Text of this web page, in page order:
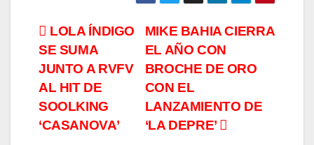
Navegación
de
entradas
MIKE BAHIA CIERRA
EL AÑO CON
BROCHE DE ORO
CON EL
LANZAMIENTO DE
‘LA DEPRE’
LOLA ÍNDIGO
SE SUMA
JUNTO A RVFV
AL HIT DE
SOOLKING
‘CASANOVA’